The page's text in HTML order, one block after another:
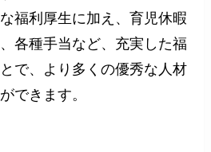
福利厚生に加え、育児休暇
各種手当など、充実した福
で、より多くの優秀な人材
できます。